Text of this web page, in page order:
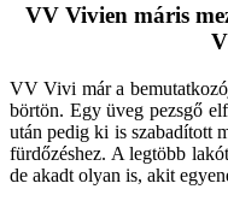
VV Vivien máris
VV Vivi már a
börtön. Egy üveg pezsgő
után pedig ki is szabadított
fürdőzéshez. A legtöbb
de akadt olyan is, akit